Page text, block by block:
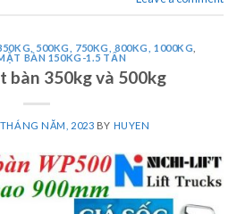
500KG, 750KG, 800KG, 1000KG
BÀN 150KG-1.5 TẤN
bàn 350kg và 500kg
NĂM, 2023 BY HUYEN